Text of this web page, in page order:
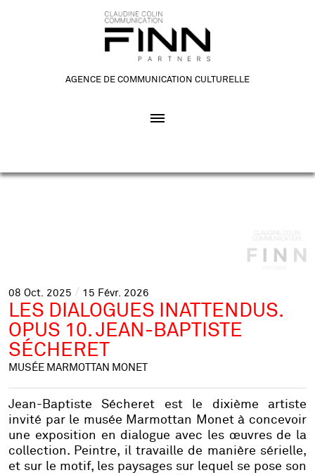
AGENCE DE COMMUNICATION CULTURELLE
08 Oct. 2025 15 Févr. 2026
LES DIALOGUES INATTENDUS.
OPUS 10. JEAN-BAPTISTE
SÉCHERET
MUSÉE MARMOTTAN MONET
Jean-Baptiste Sécheret est le dixième artiste
invité par le musée Marmottan Monet à concevoir
une exposition en dialogue avec les œuvres de la
collection. Peintre, il travaille de manière sérielle,
et sur le motif, les paysages sur lequel se pose son